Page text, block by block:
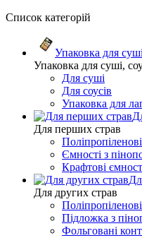
Список категорій
Упаковка для
Упаковка для суші,
Для суші
Для соусів
Упаковка для
Для перших страв
Ємності з
Крафтові
Для других страв
Підложка з
Фольговані